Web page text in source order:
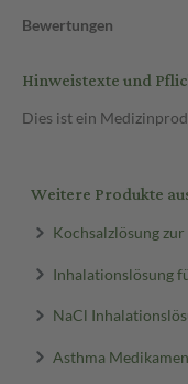
Bewertungen
Hinweistexte und
Dies ist ein
Weitere Produkte
Kochsalzlösung
Inhalationslösung
NaCl
Asthma